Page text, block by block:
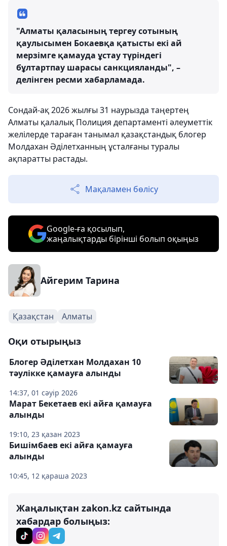
"Алматы қаласының тергеу сотының
қаулысымен Бокаевқа қатысты екі ай
мерзімге қамауда ұстау түріндегі
бұлтартпау шарасы санкцияланды", –
делінген ресми хабарламада.
Сондай-ақ 2026 жылғы 31 наурызда таңертең
Алматы қалалық Полиция департаменті әлеуметтік
желілерде тараған танымал қазақстандық блогер
Молдахан Әділетханның ұсталғаны туралы
ақпаратты растады.
Мақаламен бөлісу
Google-ға қосылып,
жаңалықтарды бірінші болып оқыңыз
Айгерим Тарина
Қазақстан Алматы
Оқи отырыңыз
14:37, 01 сәуір 2026
Блогер Әділетхан Молдахан 10
тәулікке қамауға алынды
19:10, 23 қазан 2023
Марат Бекетаев екі айға қамауға
алынды
10:45, 12 қараша 2023
Бишімбаев екі айға қамауға
алынды
Жаңалықтан zakon.kz сайтында
хабардар болыңыз: